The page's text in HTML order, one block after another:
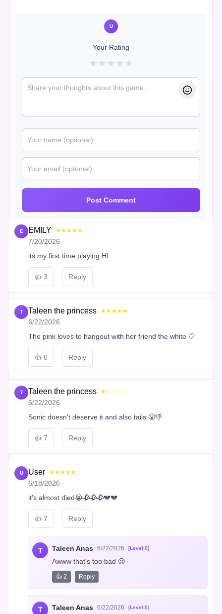
U
Your Rating
★ ★ ★ ★ ★
Post Comment
E EMILY ★★★★★
7/20/2026
its my first time playing HI
👍 3 Reply
T Taleen the princess ★★★★★
6/22/2026
The pink loves to hangout with her friend the white 🤍
👍 6 Reply
T Taleen the princess ★☆☆☆☆
6/22/2026
Sonic doesn't deserve it and also tails 😤👎
👍 7 Reply
U User ★★★★★
6/18/2026
it's almost died😭🥀🥀🥀💔💔
👍 7 Reply
T Taleen Anas 6/22/2026 [Level 0]
Awww that's too bad 😔
👍 2 Reply
T Taleen Anas 6/22/2026 [Level 0]